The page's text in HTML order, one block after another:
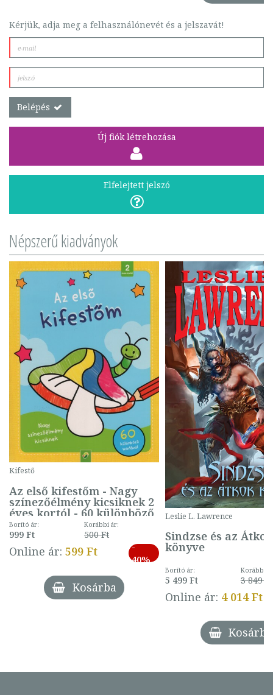
Kérjük, adja meg a felhasználónevét és a jelszavát!
Belépés
Új fiók létrehozása
Elfelejtett jelszó
Népszerű kiadványok
Kifestő
Az első kifestőm - Nagy
színezőélmény kicsiknek 2
éves kortól - 60 különböző
mintával (gombás)
Borító ár:
999 Ft
Korábbi ár:
500 Ft
Online ár: 599 Ft
-
40%
Kosárba
Leslie L. Lawrence
Sindzse és az Átkok
könyve
Borító ár:
5 499 Ft
Korábbi
3 849 Ft
Online ár: 4 014 Ft
Kosárba